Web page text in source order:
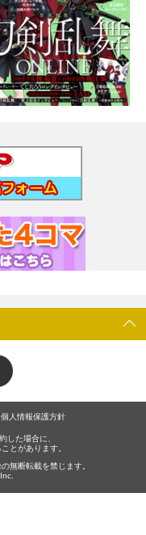
個人情報保護方針
した場合に、
とがあります。
無断転載を禁じます。